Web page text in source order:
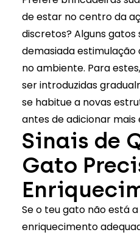
de estar no centro da
discretos? Alguns
demasiada estimulação
no ambiente. Para
ser introduzidas
se habitue a novas
antes de adicionar mais
Sinais de
Gato
Se o teu gato não está
enriquecimento